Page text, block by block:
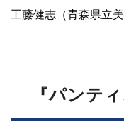
工藤健志（青森県立
『パンテ